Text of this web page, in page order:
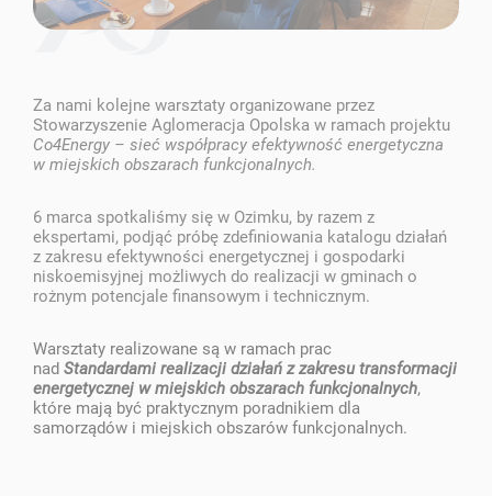
Za nami kolejne warsztaty organizowane przez
Stowarzyszenie Aglomeracja Opolska w ramach projektu
Co4Energy – sieć współpracy efektywność energetyczna
w miejskich obszarach funkcjonalnych.
6 marca spotkaliśmy się w Ozimku, by razem z
ekspertami, podjąć próbę zdefiniowania katalogu działań
z zakresu efektywności energetycznej i gospodarki
niskoemisyjnej możliwych do realizacji w gminach o
rożnym potencjale finansowym i technicznym.
Warsztaty realizowane są w ramach prac
nadStandardami realizacji działań z zakresu transformacji
energetycznej w miejskich obszarach funkcjonalnych,
które mają być praktycznym poradnikiem dla
samorządów i miejskich obszarów funkcjonalnych.